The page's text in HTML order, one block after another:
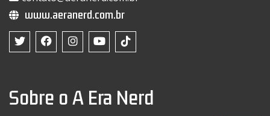
www.aeranerd.com.br
Sobre o A Era Nerd